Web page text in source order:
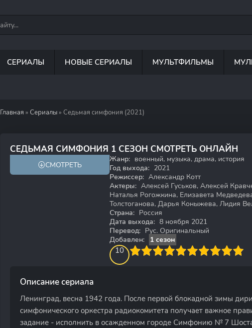
СЕРИАЛЫ НОВЫЕ СЕРИАЛЫ МУЛЬТФИЛЬМЫ
Главная » Сериалы » Седьмая симфония (2021)
СЕДЬМАЯ СИМФОНИЯ 1 СЕЗОН СМОТРЕТЬ ОНЛАЙН
8.5
СМОТРЕТЬ
Жанр: военный, музыка, драма, история
Год выхода: 2021
Режиссер: Александр Котт
Актеры: Алексей Гуськов, Алексей
Наталья Рогожкина, Елизавета
Толстоганова, Дарья Коныжева, Лидия
Страна: Россия
Дата выхода: 8 ноября 2021
Перевод: Рус. Оригинальный
Добавлен:
1 сезон
10
4 5 6 7 8 9 10
Описание сериала
Ленинград, весна 1942 года. После первой блокадной зимы
симфонического оркестра радиокомитета получает важное
задание - исполнить в осажденном городе Симфонию № 7